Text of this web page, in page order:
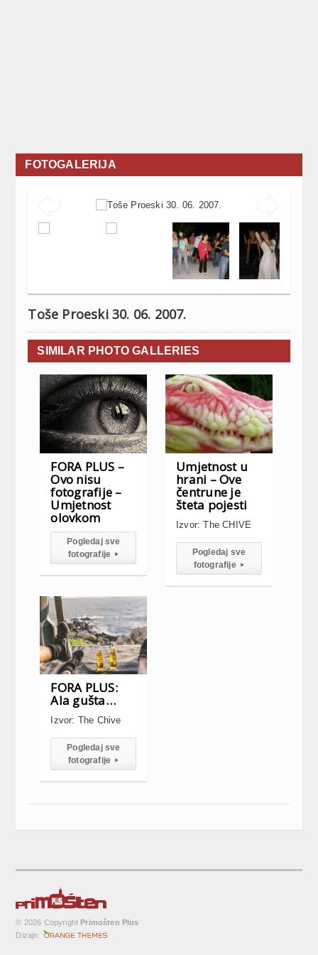
FOTOGALERIJA
Toše Proeski 30. 06. ‎2007.
SIMILAR PHOTO GALLERIES
FORA PLUS –
Ovo nisu
fotografije –
Umjetnost
olovkom
Pogledaj sve
fotografije▸
Umjetnost u
hrani – Ove
čentrune je
šteta pojesti
Izvor: The CHIVE
Pogledaj sve
fotografije▸
FORA PLUS:
Ala gušta…
Izvor: The Chive
Pogledaj sve
fotografije▸
© 2026 Copyright Primošten Plus
Dizajn: